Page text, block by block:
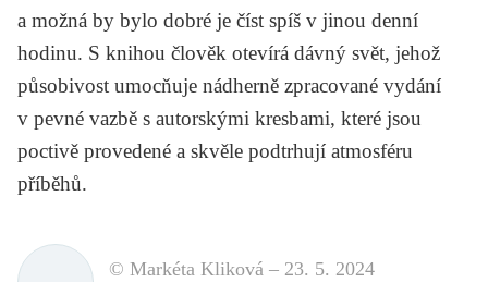
a možná by bylo dobré je číst spíš v jinou denní
hodinu. S knihou člověk otevírá dávný svět, jehož
působivost umocňuje nádherně zpracované vydání
v pevné vazbě s autorskými kresbami, které jsou
poctivě provedené a skvěle podtrhují atmosféru
příběhů.
© Markéta Kliková – 23. 5. 2024